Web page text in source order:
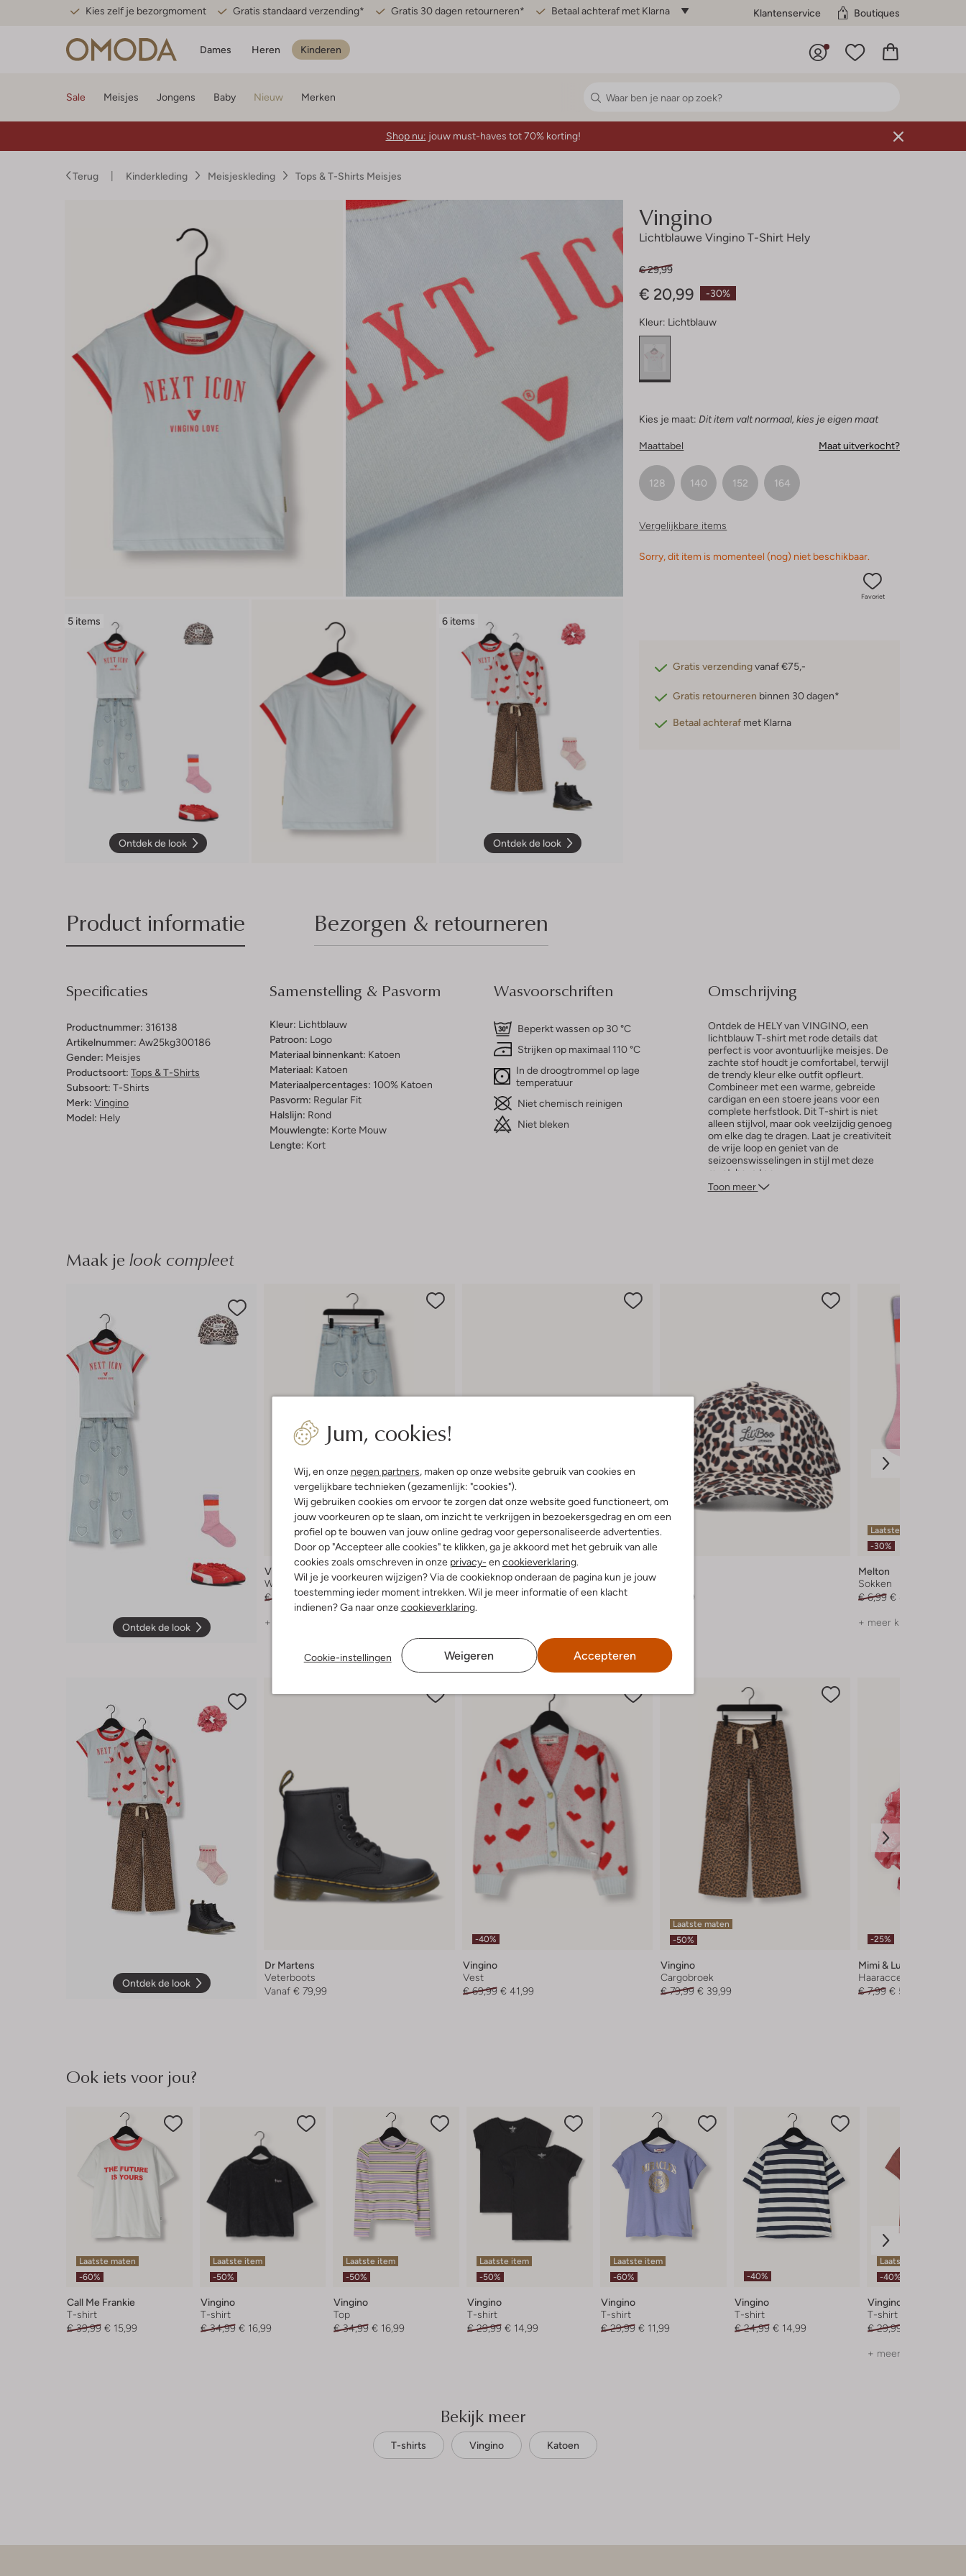
Kies zelf je bezorgmoment Gratis standaard verzending* Gratis 30 dagen retourneren* Betaal achteraf met Klarna Klantenservice Boutiques
Dames Heren Kinderen
Jum, cookies!
Wij, en onze negen partners, maken op onze website gebruik van cookies en
vergelijkbare technieken (gezamenlijk: "cookies").
Wij gebruiken cookies om ervoor te zorgen dat onze website goed functioneert, om
jouw voorkeuren op te slaan, om inzicht te verkrijgen in bezoekersgedrag en om een
profiel op te bouwen van jouw online gedrag voor gepersonaliseerde advertenties.
Door op "Accepteer alle cookies" te klikken, ga je akkoord met het gebruik van alle
cookies zoals omschreven in onze privacy- en cookieverklaring.
Wil je je voorkeuren wijzigen? Via de cookieknop onderaan de pagina kun je jouw
toestemming ieder moment intrekken. Wil je meer informatie of een klacht
indienen? Ga naar onzecookieverklaring.
Cookie-instellingen Weigeren Accepteren
Sale Meisjes Jongens Baby Nieuw Merken
Shop nu: jouw must-haves tot 70% korting!
Terug Kinderkleding Meisjeskleding Tops & T-Shirts Meisjes
5 items
Ontdek de look
6 items
Ontdek de look
Vingino
Lichtblauwe Vingino T-Shirt Hely
-30%
€ 29,99
€ 20,99
Kleur: Lichtblauw
Kies je maat: Dit item valt normaal, kies je eigen maat
Maattabel Maat uitverkocht?
128 140 152 164
Vergelijkbare items
Sorry, dit item is momenteel (nog) niet beschikbaar.
Favoriet
Gratis verzendingvanaf €75,-
Gratis retourneren binnen 30 dagen*
Betaal achteraf met Klarna
Product informatie Bezorgen & retourneren
Specificaties
Productnummer: 316138
Artikelnummer: Aw25kg300186
Gender: Meisjes
Productsoort: Tops & T-Shirts
Subsoort: T-Shirts
Merk: Vingino
Model: Hely
Samenstelling & Pasvorm
Kleur: Lichtblauw
Patroon: Logo
Materiaal binnenkant: Katoen
Materiaal: Katoen
Materiaalpercentages: 100% Katoen
Pasvorm: Regular Fit
Halslijn: Rond
Mouwlengte: Korte Mouw
Lengte: Kort
Wasvoorschriften
Beperkt wassen op 30 °C
Strijken op maximaal 110 °C
In de droogtrommel op lage
temperatuur
Niet chemisch reinigen
Niet bleken
Omschrijving
Ontdek de HELY van VINGINO, een
lichtblauw T-shirt met rode details dat
perfect is voor avontuurlijke meisjes. De
zachte stof houdt je comfortabel, terwijl
de trendy kleur elke outfit opfleurt.
Combineer met een warme, gebreide
cardigan en een stoere jeans voor een
complete herfstlook. Dit T-shirt is niet
alleen stijlvol, maar ook veelzijdig genoeg
om elke dag te dragen. Laat je creativiteit
de vrije loop en geniet van de
seizoenswisselingen in stijl met deze
must-have top.
Toon meer
Maak je look compleet
Ontdek de look
Laatste item
-50%
Vingino
Wide jeans
€ 69,99 € 34,99
+ meer kleuren
-50%
Puma
Lage sneakers
€ 69,99 € 34,99
€ 32,99
Laatste items
-30%
Melton
Sokken
€ 6,99 € 4,99
+ meer kleuren
Ontdek de look
Dr Martens
Veterboots
Vanaf € 79,99
-40%
Vingino
Vest
€ 69,99 € 41,99
Laatste maten
-50%
Vingino
Cargobroek
€ 79,99 € 39,99
-25%
Mimi & Lula
Haaraccessoire
€ 7,99 € 5,99
Ook iets voor jou?
Laatste maten
-60%
Call Me Frankie
T-shirt
€ 39,99 € 15,99
Laatste item
-50%
Vingino
T-shirt
€ 34,99 € 16,99
Laatste item
-50%
Vingino
Top
€ 34,99 € 16,99
Laatste item
-50%
Vingino
T-shirt
€ 29,99 € 14,99
Laatste item
-60%
Vingino
T-shirt
€ 29,99 € 11,99
-40%
Vingino
T-shirt
€ 24,99 € 14,99
Laatste items
-40%
Vingino
T-shirt
€ 29,99
+ meer kleuren
Bekijk meer
T-shirts Vingino Katoen